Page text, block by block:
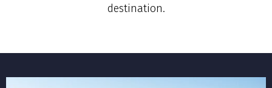
destination.